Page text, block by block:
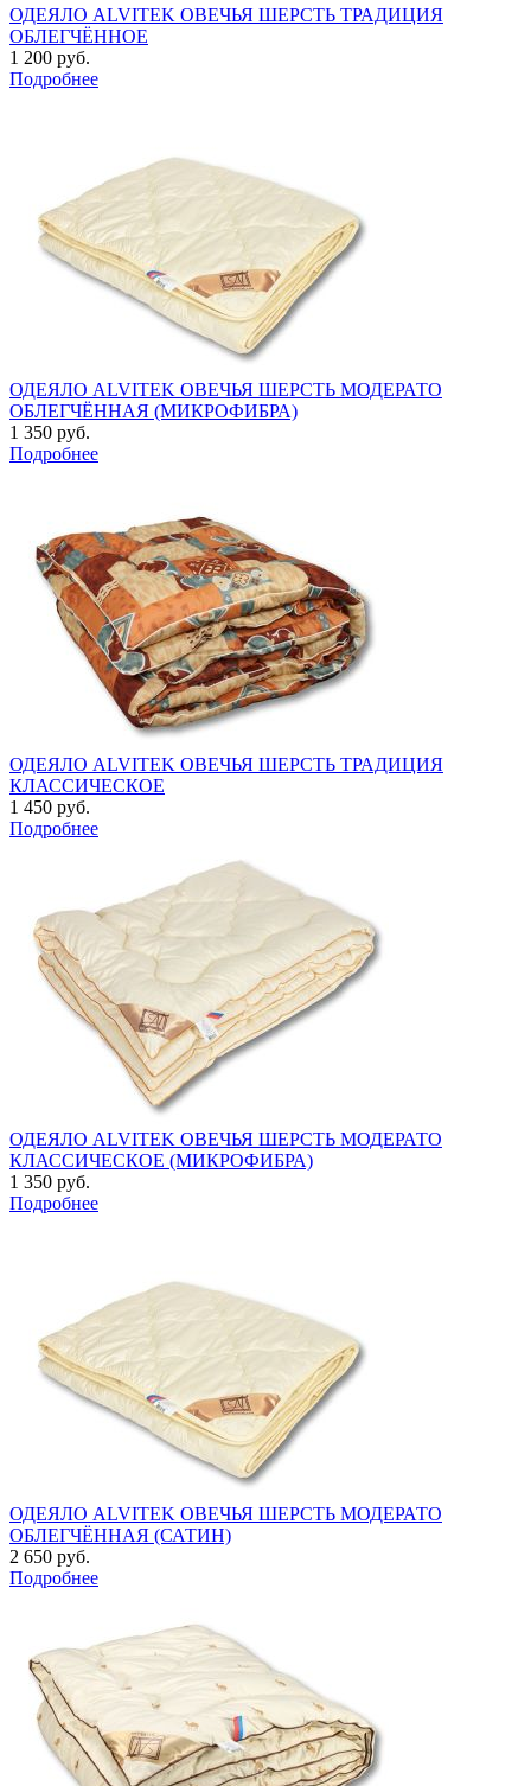
ОДЕЯЛО ALVITEK ОВЕЧЬЯ ШЕРСТЬ ТРАДИЦИЯ
ОБЛЕГЧЁННОЕ
1 200 руб.
Подробнее
ОДЕЯЛО ALVITEK ОВЕЧЬЯ ШЕРСТЬ МОДЕРАТО
ОБЛЕГЧЁННАЯ (МИКРОФИБРА)
1 350 руб.
Подробнее
ОДЕЯЛО ALVITEK ОВЕЧЬЯ ШЕРСТЬ ТРАДИЦИЯ
КЛАССИЧЕСКОЕ
1 450 руб.
Подробнее
ОДЕЯЛО ALVITEK ОВЕЧЬЯ ШЕРСТЬ МОДЕРАТО
КЛАССИЧЕСКОЕ (МИКРОФИБРА)
1 350 руб.
Подробнее
ОДЕЯЛО ALVITEK ОВЕЧЬЯ ШЕРСТЬ МОДЕРАТО
ОБЛЕГЧЁННАЯ (САТИН)
2 650 руб.
Подробнее